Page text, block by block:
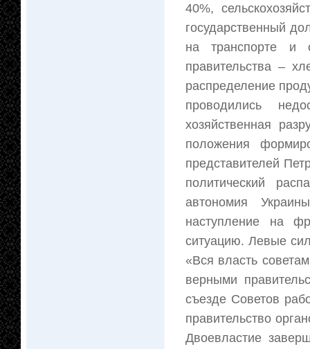
40%,
государственный
на транспорте и
правительства –
распределение
проводились
хозяйственная
положения
представителей
политический
автономия
наступление на
ситуацию. Левые
«Вся власть
верными
съезде Советов
правительство
Двоевластие